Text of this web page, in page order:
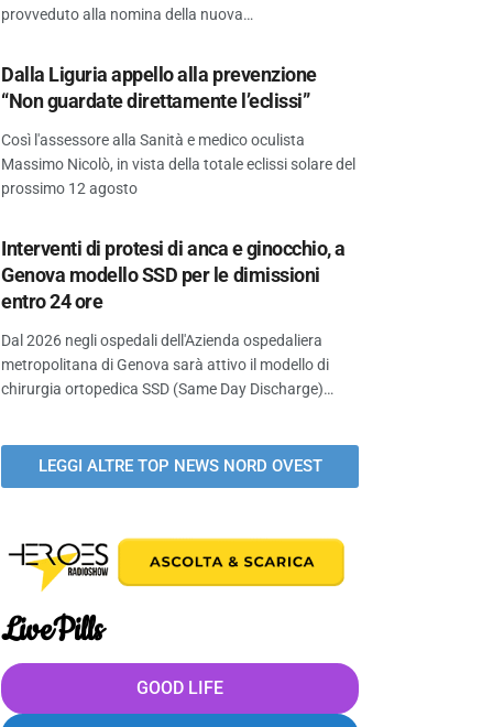
provveduto alla nomina della nuova…
Dalla Liguria appello alla prevenzione
“Non guardate direttamente l’eclissi”
Così l'assessore alla Sanità e medico oculista
Massimo Nicolò, in vista della totale eclissi solare del
prossimo 12 agosto
Interventi di protesi di anca e ginocchio, a
Genova modello SSD per le dimissioni
entro 24 ore
Dal 2026 negli ospedali dell'Azienda ospedaliera
metropolitana di Genova sarà attivo il modello di
chirurgia ortopedica SSD (Same Day Discharge)…
LEGGI ALTRE TOP NEWS NORD OVEST
LivePills
GOOD LIFE